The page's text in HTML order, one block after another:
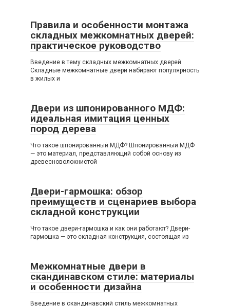
Правила и особенности монтажа
складных межкомнатных дверей:
практическое руководство
Введение в тему складных межкомнатных дверей
Складные межкомнатные двери набирают популярность
в жилых и
Двери из шпонированного МДФ:
идеальная имитация ценных
пород дерева
Что такое шпонированный МДФ? Шпонированный МДФ
— это материал, представляющий собой основу из
древесноволокнистой
Двери-гармошка: обзор
преимуществ и сценариев выбора
складной конструкции
Что такое двери-гармошка и как они работают? Двери-
гармошка — это складная конструкция, состоящая из
Межкомнатные двери в
скандинавском стиле: материалы
и особенности дизайна
Введение в скандинавский стиль межкомнатных